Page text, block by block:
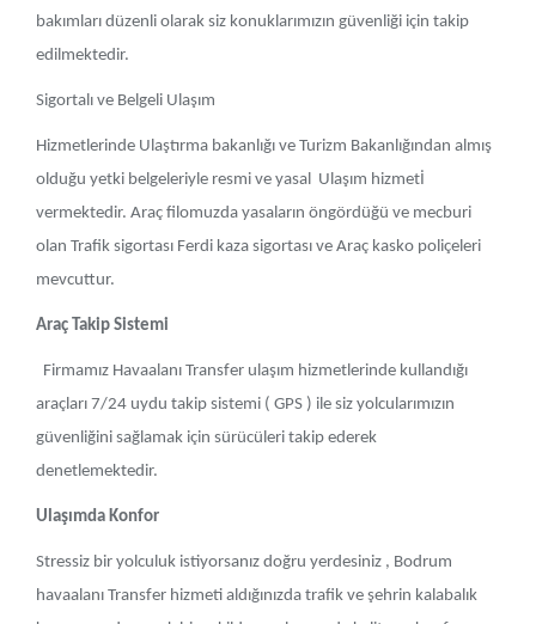
bakımları düzenli olarak siz konuklarımızın güvenliği için takip
edilmektedir.
Sigortalı ve Belgeli Ulaşım
Hizmetlerinde Ulaştırma bakanlığı ve Turizm Bakanlığından almış
olduğu yetki belgeleriyle resmi ve yasal Ulaşım hizmetİ
vermektedir. Araç filomuzda yasaların öngördüğü ve mecburi
olan Trafik sigortası Ferdi kaza sigortası ve Araç kasko poliçeleri
mevcuttur.
Araç Takip Sistemi
Firmamız Havaalanı Transfer ulaşım hizmetlerinde kullandığı
araçları 7/24 uydu takip sistemi ( GPS ) ile siz yolcularımızın
güvenliğini sağlamak için sürücüleri takip ederek
denetlemektedir.
Ulaşımda Konfor
Stressiz bir yolculuk istiyorsanız doğru yerdesiniz , Bodrum
havaalanı Transfer hizmeti aldığınızda trafik ve şehrin kalabalık